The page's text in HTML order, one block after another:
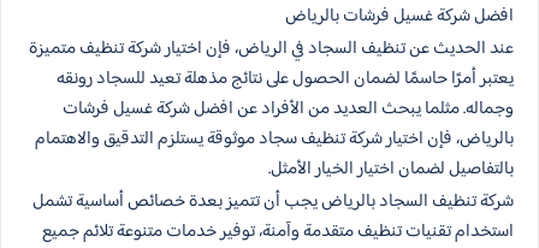
افضل شركة غسيل فرشات بالرياض
عند الحديث عن تنظيف السجاد في الرياض، فإن اختيار شركة تنظيف متميزة
يعتبر أمرًا حاسمًا لضمان الحصول على نتائج مذهلة تعيد للسجاد رونقه
وجماله. مثلما يبحث العديد من الأفراد عن افضل شركة غسيل فرشات
بالرياض، فإن اختيار شركة تنظيف سجاد موثوقة يستلزم التدقيق والاهتمام
بالتفاصيل لضمان اختيار الخيار الأمثل.
شركة تنظيف السجاد بالرياض يجب أن تتميز بعدة خصائص أساسية تشمل
استخدام تقنيات تنظيف متقدمة وآمنة، توفير خدمات متنوعة تلائم جميع